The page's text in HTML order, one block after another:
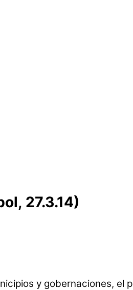
27.3.14)
y gobernaciones, el